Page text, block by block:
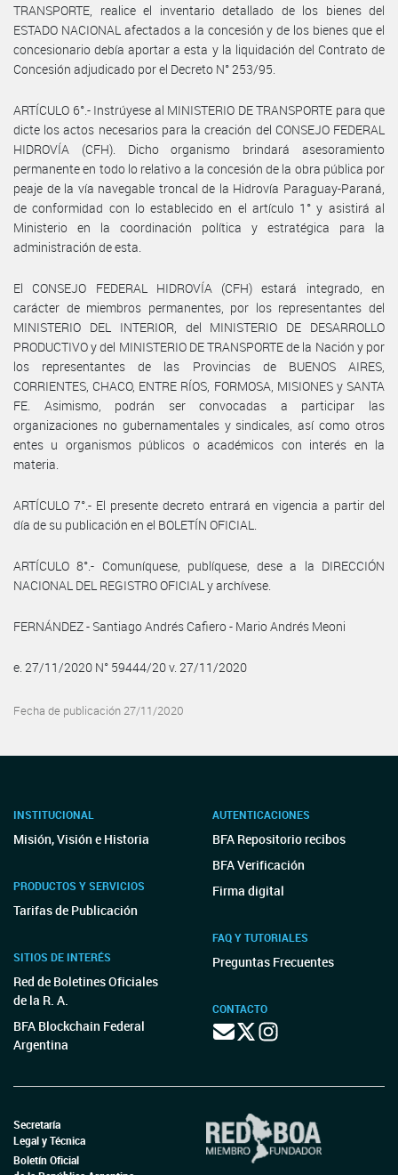
TRANSPORTE, realice el inventario detallado de los bienes del
ESTADO NACIONAL afectados a la concesión y de los bienes que el
concesionario debía aportar a esta y la liquidación del Contrato de
Concesión adjudicado por el Decreto N° 253/95.
ARTÍCULO 6°.- Instrúyese al MINISTERIO DE TRANSPORTE para que
dicte los actos necesarios para la creación del CONSEJO FEDERAL
HIDROVÍA (CFH). Dicho organismo brindará asesoramiento
permanente en todo lo relativo a la concesión de la obra pública por
peaje de la vía navegable troncal de la Hidrovía Paraguay-Paraná,
de conformidad con lo establecido en el artículo 1° y asistirá al
Ministerio en la coordinación política y estratégica para la
administración de esta.
El CONSEJO FEDERAL HIDROVÍA (CFH) estará integrado, en
carácter de miembros permanentes, por los representantes del
MINISTERIO DEL INTERIOR, del MINISTERIO DE DESARROLLO
PRODUCTIVO y del MINISTERIO DE TRANSPORTE de la Nación y por
los representantes de las Provincias de BUENOS AIRES,
CORRIENTES, CHACO, ENTRE RÍOS, FORMOSA, MISIONES y SANTA
FE. Asimismo, podrán ser convocadas a participar las
organizaciones no gubernamentales y sindicales, así como otros
entes u organismos públicos o académicos con interés en la
materia.
ARTÍCULO 7°.- El presente decreto entrará en vigencia a partir del
día de su publicación en el BOLETÍN OFICIAL.
ARTÍCULO 8°.- Comuníquese, publíquese, dese a la DIRECCIÓN
NACIONAL DEL REGISTRO OFICIAL y archívese.
FERNÁNDEZ - Santiago Andrés Cafiero - Mario Andrés Meoni
e. 27/11/2020 N° 59444/20 v. 27/11/2020
Fecha de publicación 27/11/2020
INSTITUCIONAL
Misión, Visión e Historia
PRODUCTOS Y SERVICIOS
Tarifas de Publicación
SITIOS DE INTERÉS
Red de Boletines Oficiales
de la R. A.
BFA Blockchain Federal
Argentina
AUTENTICACIONES
BFA Repositorio recibos
BFA Verificación
Firma digital
FAQ Y TUTORIALES
Preguntas Frecuentes
CONTACTO
Secretaría
Legal y Técnica
Boletín Oficial